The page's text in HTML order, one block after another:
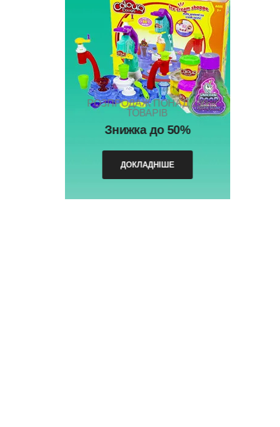
РОЗПРОДАЖ ПОНАД 100
ТОВАРІВ
Знижка до 50%
ДОКЛАДНІШЕ